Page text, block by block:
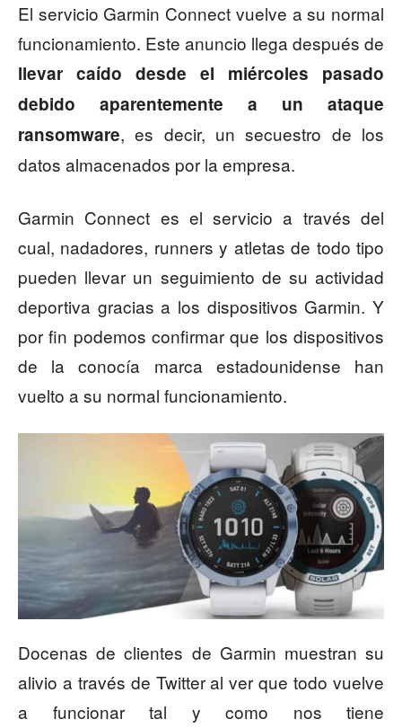
El servicio Garmin Connect vuelve a su normal
funcionamiento. Este anuncio llega después de
llevar caído desde el miércoles pasado
debido aparentemente a un ataque
ransomware, es decir, un secuestro de los
datos almacenados por la empresa.
Garmin Connect es el servicio a través del
cual, nadadores, runners y atletas de todo tipo
pueden llevar un seguimiento de su actividad
deportiva gracias a los dispositivos Garmin. Y
por fin podemos confirmar que los dispositivos
de la conocía marca estadounidense han
vuelto a su normal funcionamiento.
Docenas de clientes de Garmin muestran su
alivio a través de Twitter al ver que todo vuelve
a funcionar tal y como nos tiene